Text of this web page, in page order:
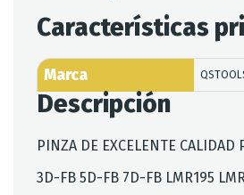
Características
Marca
Descripción
PINZA DE EXCELENTE CALIDAD
3D-FB 5D-FB 7D-FB LMR195